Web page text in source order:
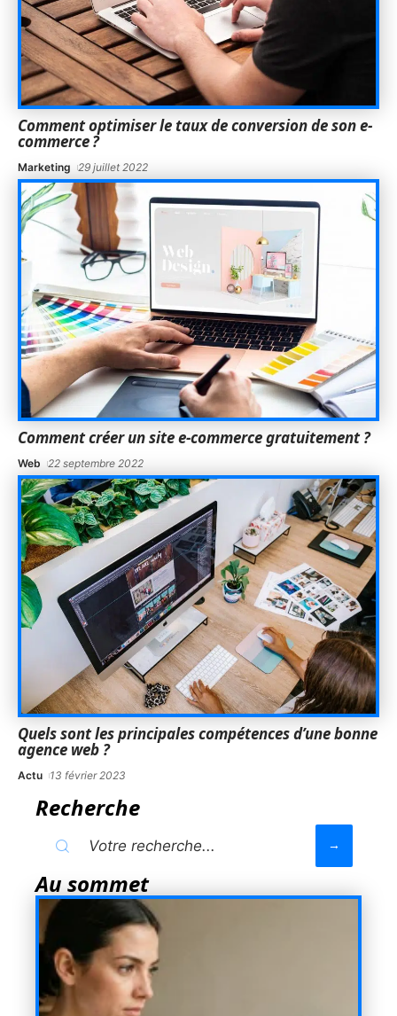
Comment optimiser le taux de conversion de son e-
commerce ?
Marketing 29 juillet 2022
Comment créer un site e-commerce gratuitement ?
Web 22 septembre 2022
Quels sont les principales compétences d’une bonne
agence web ?
Actu 13 février 2023
Recherche
Au sommet